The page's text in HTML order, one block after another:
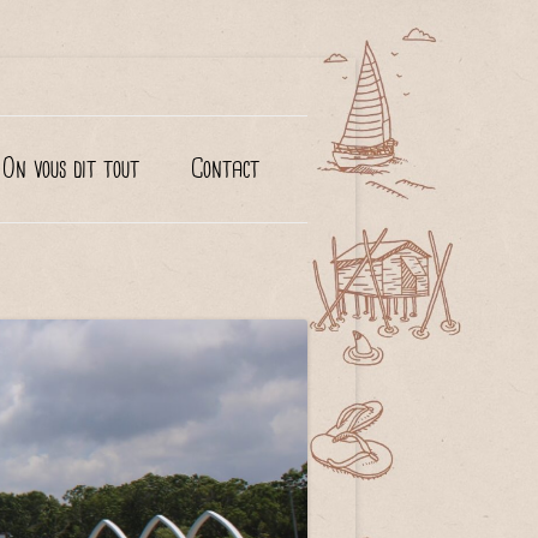
On vous dit tout Contact